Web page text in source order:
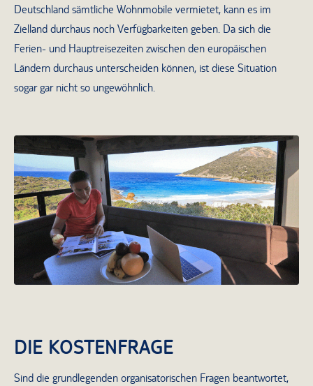
Deutschland sämtliche Wohnmobile vermietet, kann es im
Zielland durchaus noch Verfügbarkeiten geben. Da sich die
Ferien- und Hauptreisezeiten zwischen den europäischen
Ländern durchaus unterscheiden können, ist diese Situation
sogar gar nicht so ungewöhnlich.
DIE KOSTENFRAGE
Sind die grundlegenden organisatorischen Fragen beantwortet,